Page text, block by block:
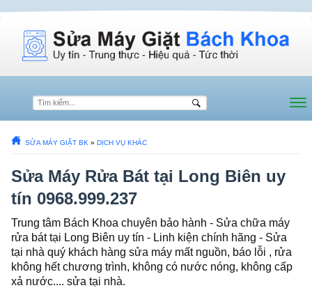
SỬA MÁY GIẶT BK » DỊCH VỤ KHÁC
Sửa Máy Rửa Bát tại Long Biên uy
tín 0968.999.237
Trung tâm Bách Khoa chuyên bảo hành - Sửa chữa máy
rửa bát tại Long Biên uy tín - Linh kiện chính hãng - Sửa
tại nhà quý khách hàng sửa máy mất nguồn, báo lỗi , rửa
không hết chương trình, không có nước nóng, không cấp
xả nước.... sửa tại nhà.